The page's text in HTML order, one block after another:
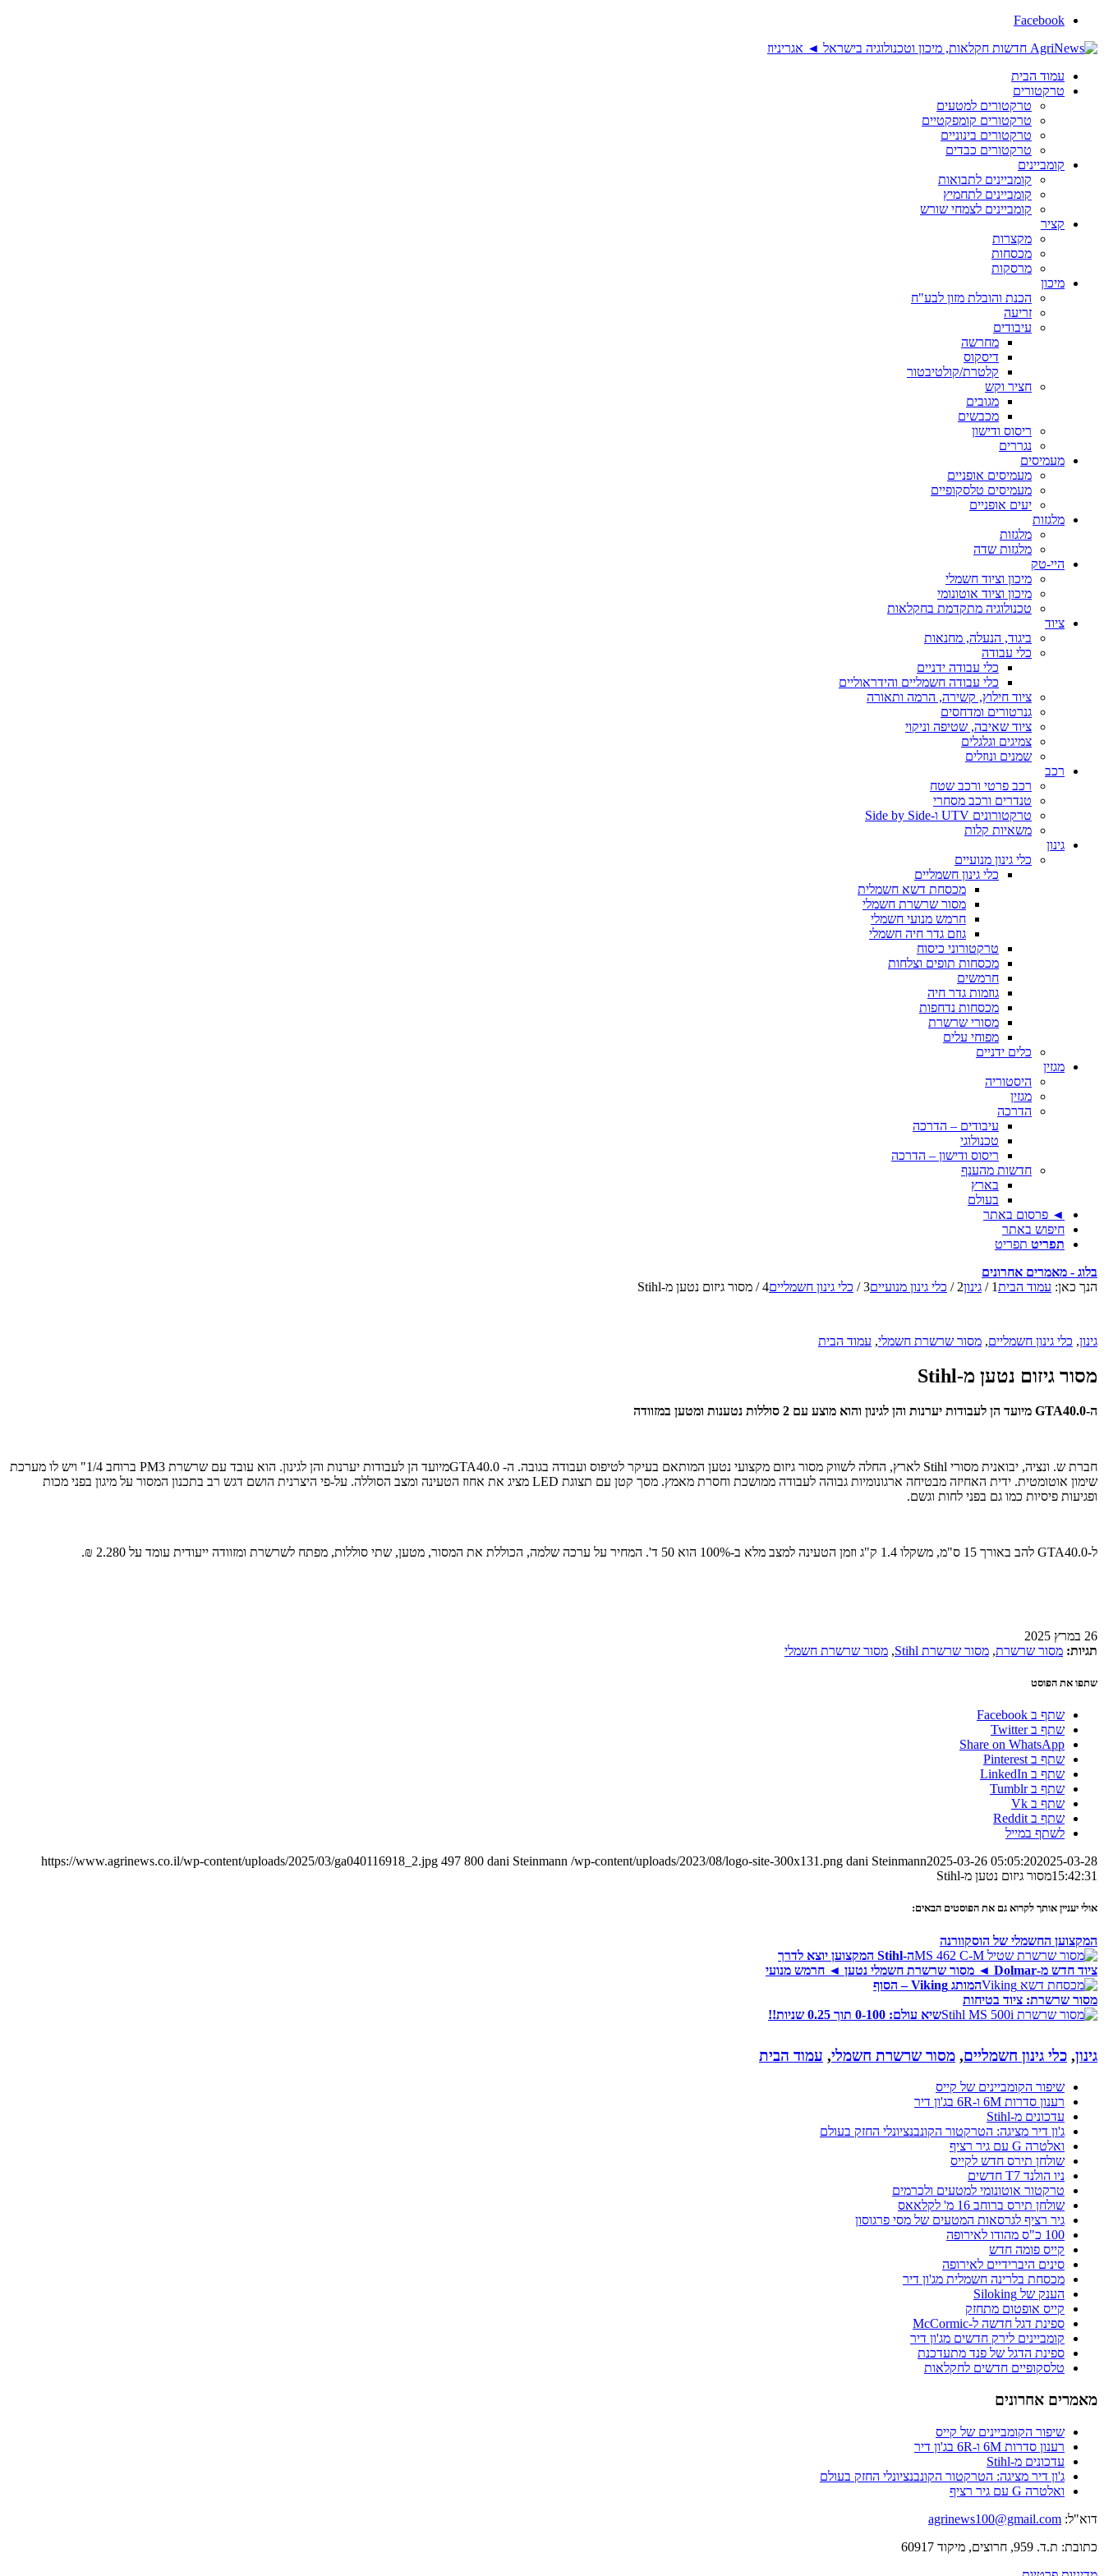
Facebook
עמוד הבית
טרקטורים
טרקטורים למטעים
טרקטורים קומפקטיים
טרקטורים בינוניים
טרקטורים כבדים
קומביינים
קומביינים לתבואות
קומביינים לתחמיץ
קומביינים לצמחי שורש
קציר
מקצרות
מכסחות
מרסקות
מיכון
הכנת והובלת מזון לבע"ח
זריעה
עיבודים
מחרשה
דיסקוס
קלטרת/קולטיבטור
חציר וקש
מגובים
מכבשים
ריסוס ודישון
נגררים
מעמיסים
מעמיסים אופניים
מעמיסים טלסקופיים
יעים אופניים
מלגזות
מלגזות
מלגזות שדה
היי-טק
מיכון וציוד חשמלי
מיכון וציוד אוטונומי
טכנולוגיה מתקדמת בחקלאות
ציוד
ביגוד, הנעלה, מחנאות
כלי עבודה
כלי עבודה ידניים
כלי עבודה חשמליים והידראוליים
ציוד חילוץ, קשירה, הרמה ותאורה
גנרטורים ומדחסים
ציוד שאיבה, שטיפה וניקוי
צמיגים וגלגלים
שמנים ונוזלים
רכב
רכב פרטי ורכב שטח
טנדרים ורכב מסחרי
טרקטורונים UTV ו-Side by Side
משאיות קלות
גינון
כלי גינון מנועיים
כלי גינון חשמליים
מכסחת דשא חשמלית
מסור שרשרת חשמלי
חרמש מנועי חשמלי
גוזם גדר חיה חשמלי
טרקטורוני כיסוח
מכסחות תופים וצלחות
חרמשים
גוזמות גדר חיה
מכסחות נדחפות
מסורי שרשרת
מפוחי עלים
כלים ידניים
מגזין
היסטוריה
מגזין
הדרכה
עיבודים – הדרכה
טכנולוגי
ריסוס ודישון – הדרכה
חדשות מהענף
בארץ
בעולם
◄ פרסום באתר
חיפוש באתר
תפריט תפריט
בלוג - מאמרים אחרונים
הנך כאן: עמוד הבית1
/ גינון2
/ כלי גינון מנועיים3
/ כלי גינון חשמליים4
/ מסור גיזום נטען מ-Stihl
גינון, כלי גינון חשמליים, מסור שרשרת חשמלי, עמוד הבית
מסור גיזום נטען מ-Stihl
ה-GTA40.0 מיועד הן לעבודות יערנות והן לגינון והוא מוצע עם 2 סוללות נטענות ומטען במזוודה
חברת ש. ונציה, יבואנית מסורי Stihl לארץ, החלה לשווק מסור גיזום מקצועי נטען המותאם בעיקר לטיפוס ועבודה בגובה. ה- GTA40.0מיועד הן לעבודות יערנות והן לגינון. הוא עובד עם שרשרת PM3 ברוחב 1/4" ויש לו מערכת
שימון אוטומטית. ידית האחיזה מבטיחה ארגונומיות גבוהה לעבודה ממושכת וחסרת מאמץ. מסך קטן עם תצוגת LED מציג את אחוז הטעינה ומצב הסוללה. על-פי היצרנית הושם דגש רב בתכנון המסור על מיגון בפני מכות
ופגיעות פיסיות כמו גם בפני לחות וגשם.
ל-GTA40.0 להב באורך 15 ס"מ, משקלו 1.4 ק"ג וזמן הטעינה למצב מלא ב-100% הוא 50 ד'. המחיר על ערכה שלמה, הכוללת את המסור, מטען, שתי סוללות, מפתח לשרשרת ומזוודה ייעודית עומד על 2.280 ₪.
26 במרץ 2025
תגיות: מסור שרשרת, מסור שרשרת Stihl , מסור שרשרת חשמלי
שתפו את הפוסט
שתף ב Facebook
שתף ב Twitter
Share on WhatsApp
שתף ב Pinterest
שתף ב LinkedIn
שתף ב Tumblr
שתף ב Vk
שתף ב Reddit
לשתף במייל
https://www.agrinews.co.il/wp-content/uploads/2025/03/ga040116918_2.jpg 497 800 dani Steinmann /wp-content/uploads/2023/08/logo-site-300x131.png dani Steinmann2025-03-26 05:05:202025-03-28
15:42:31מסור גיזום נטען מ-Stihl
אולי יעניין אותך לקרוא גם את הפוסטים הבאים:
המקצוען החשמלי של הוסקוורנה
ה-Stihl המקצוען יוצא לדרך
ציוד חדש מ-Dolmar ◄ מסור שרשרת חשמלי נטען ◄ חרמש מנועי
המותג Viking – הסוף
מסור שרשרת: ציוד בטיחות
שיא עולם: 0-100 תוך 0.25 שניות!!
גינון, כלי גינון חשמליים, מסור שרשרת חשמלי, עמוד הבית
שיפור הקומביינים של קייס
רענון סדרות 6M ו-6R בג'ון דיר
עדכונים מ-Stihl
ג'ון דיר מציגה: הטרקטור הקונבנציונלי החזק בעולם
ואלטרה G עם גיר רציף
שולחן תירס חדש לקייס
ניו הולנד T7 חדשים
טרקטור אוטונומי למטעים ולכרמים
שולחן תירס ברוחב 16 מ' לקלאאס
גיר רציף לגרסאות המטעים של מסי פרגוסון
100 כ"ס מהודו לאירופה
קייס פומה חדש
סינים היברידיים לאירופה
מכסחת בלרינה חשמלית מג'ון דיר
הענק של Siloking
קייס אופטום מתחזק
ספינת דגל חדשה ל-McCormic
קומביינים לירק חדשים מג'ון דיר
ספינת הדגל של פנד מתעדכנת
טלסקופיים חדשים לחקלאות
מאמרים אחרונים
שיפור הקומביינים של קייס
רענון סדרות 6M ו-6R בג'ון דיר
עדכונים מ-Stihl
ג'ון דיר מציגה: הטרקטור הקונבנציונלי החזק בעולם
ואלטרה G עם גיר רציף
דוא"ל: agrinews100@gmail.com
כתובת: ת.ד. 959, חרוצים, מיקוד 60917